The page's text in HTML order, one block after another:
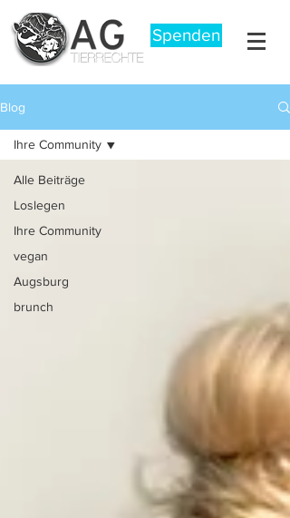
Spenden
Blog
Alle Beiträge
Loslegen
Ihre Community
vegan
Augsburg
brunch
Ihre Community